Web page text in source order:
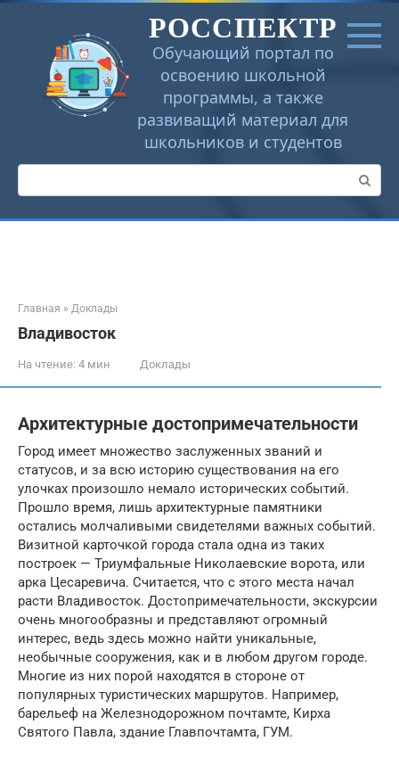
Перейти
РОССПЕКТР
Обучающий портал по
освоению школьной
программы, а также
развиващий материал для
школьников и студентов
Поиск:
Главная » Доклады
Владивосток
На чтение: 4 мин Доклады
Архитектурные достопримечательности
Город имеет множество заслуженных званий и
статусов, и за всю историю существования на его
улочках произошло немало исторических событий.
Прошло время, лишь архитектурные памятники
остались молчаливыми свидетелями важных событий.
Визитной карточкой города стала одна из таких
построек — Триумфальные Николаевские ворота, или
арка Цесаревича. Считается, что с этого места начал
расти Владивосток. Достопримечательности, экскурсии
очень многообразны и представляют огромный
интерес, ведь здесь можно найти уникальные,
необычные сооружения, как и в любом другом городе.
Многие из них порой находятся в стороне от
популярных туристических маршрутов. Например,
барельеф на Железнодорожном почтамте, Кирха
Святого Павла, здание Главпочтамта, ГУМ.